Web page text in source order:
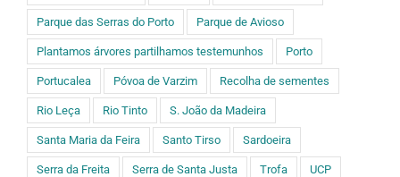
Parque das Serras do Porto Parque de Avioso
Plantamos árvores partilhamos testemunhos Porto
Portucalea Póvoa de Varzim Recolha de sementes
Rio Leça Rio Tinto S. João da Madeira
Santa Maria da Feira Santo Tirso Sardoeira
Serra da Freita Serra de Santa Justa Trofa UCP